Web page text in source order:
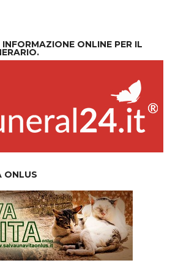
ONLINE PER IL
ONLUS